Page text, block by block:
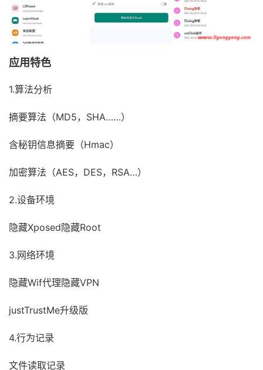
应用特色
1.算法分析
摘要算法（MD5，SHA……）
含秘钥信息摘要（Hmac）
加密算法（AES，DES，RSA…）
2.设备环境
隐藏Xposed隐藏Root
3.网络环境
隐藏Wif代理隐藏VPN
justTrustMe升级版
4.行为记录
文件读取记录